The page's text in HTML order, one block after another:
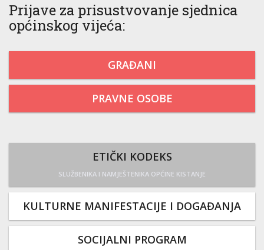
Prijave za prisustvovanje sjednica
općinskog vijeća:
GRAĐANI
PRAVNE OSOBE
ETIČKI KODEKS
SLUŽBENIKA I NAMJEŠTENIKA OPĆINE KISTANJE
KULTURNE MANIFESTACIJE I DOGAĐANJA
SOCIJALNI PROGRAM